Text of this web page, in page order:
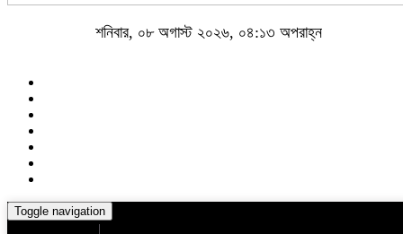
শনিবার, ০৮ অগাস্ট ২০২৬, ০৪:১৩ অপরাহ্ন
Toggle navigation